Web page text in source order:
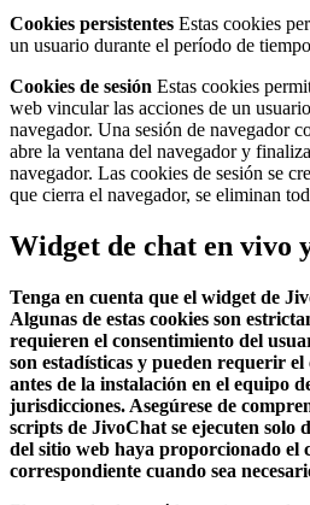
Cookies persistentes Estas cookies
un usuario durante el período de
Cookies de sesión Estas cookies
web vincular las acciones de un
navegador. Una sesión de navegador
abre la ventana del navegador y
navegador. Las cookies de sesión se
que cierra el navegador, se eliminan
Widget de chat en vivo
Tenga en cuenta que el widget de
Algunas de estas cookies son
requieren el consentimiento del
son estadísticas y pueden requerir
antes de la instalación en el equipo
jurisdicciones. Asegúrese de
scripts de JivoChat se ejecuten solo
del sitio web haya proporcionado el
correspondiente cuando sea